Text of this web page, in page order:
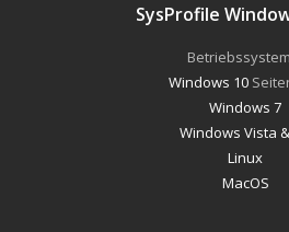
SysProfile
Windows 10
Windows 7
Windows Vista
Linux
MacOS